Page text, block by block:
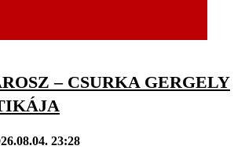
– CSURKA GERGELY
23:28